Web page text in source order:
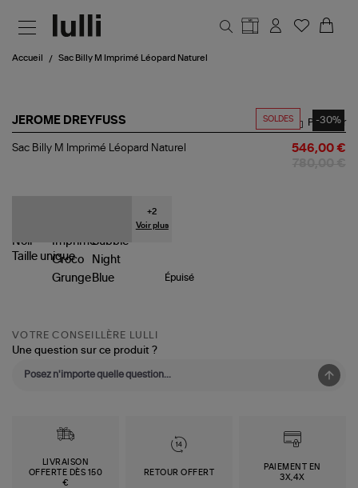
Accueil Sac Billy M Imprimé Léopard Naturel
SOLDES -30%
JEROME DREYFUSS
Sac
Partager
Sac Billy M Imprimé Léopard Naturel 546,00 €
+2
Voir plus
Taille unique
Épuisé
VOTRE CONSEILLÈRE LULLI
Une question sur ce produit ?
LIVRAISON
OFFERTE DÈS 150
€
RETOUR OFFERT
PAIEMENT EN
3X,4X